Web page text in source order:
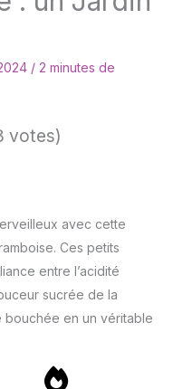
/ 2 minutes de
votes)
avec cette
Ces petits
entre l’acidité
sucrée de la
bouchée en un véritable